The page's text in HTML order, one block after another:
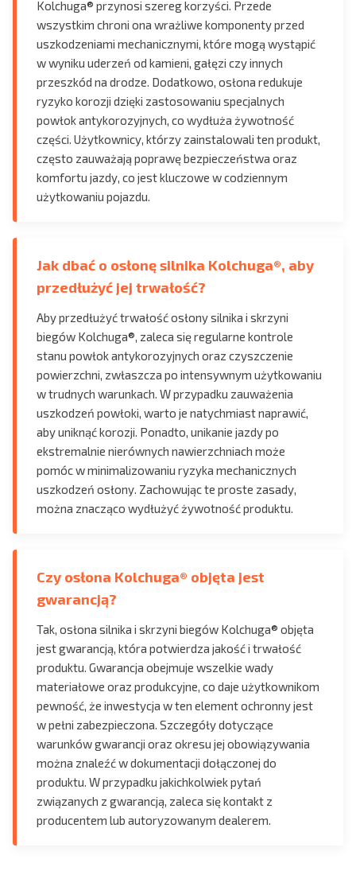
Kolchuga® przynosi szereg korzyści. Przede
wszystkim chroni ona wrażliwe komponenty przed
uszkodzeniami mechanicznymi, które mogą wystąpić
w wyniku uderzeń od kamieni, gałęzi czy innych
przeszkód na drodze. Dodatkowo, osłona redukuje
ryzyko korozji dzięki zastosowaniu specjalnych
powłok antykorozyjnych, co wydłuża żywotność
części. Użytkownicy, którzy zainstalowali ten produkt,
często zauważają poprawę bezpieczeństwa oraz
komfortu jazdy, co jest kluczowe w codziennym
użytkowaniu pojazdu.
Jak dbać o osłonę silnika Kolchuga®, aby
przedłużyć jej trwałość?
Aby przedłużyć trwałość osłony silnika i skrzyni
biegów Kolchuga®, zaleca się regularne kontrole
stanu powłok antykorozyjnych oraz czyszczenie
powierzchni, zwłaszcza po intensywnym użytkowaniu
w trudnych warunkach. W przypadku zauważenia
uszkodzeń powłoki, warto je natychmiast naprawić,
aby uniknąć korozji. Ponadto, unikanie jazdy po
ekstremalnie nierównych nawierzchniach może
pomóc w minimalizowaniu ryzyka mechanicznych
uszkodzeń osłony. Zachowując te proste zasady,
można znacząco wydłużyć żywotność produktu.
Czy osłona Kolchuga® objęta jest
gwarancją?
Tak, osłona silnika i skrzyni biegów Kolchuga® objęta
jest gwarancją, która potwierdza jakość i trwałość
produktu. Gwarancja obejmuje wszelkie wady
materiałowe oraz produkcyjne, co daje użytkownikom
pewność, że inwestycja w ten element ochronny jest
w pełni zabezpieczona. Szczegóły dotyczące
warunków gwarancji oraz okresu jej obowiązywania
można znaleźć w dokumentacji dołączonej do
produktu. W przypadku jakichkolwiek pytań
związanych z gwarancją, zaleca się kontakt z
producentem lub autoryzowanym dealerem.